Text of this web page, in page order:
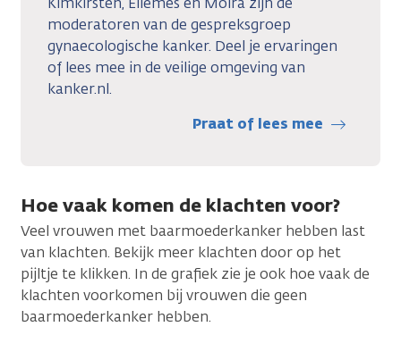
moderatoren van de gespreksgroep
gynaecologische kanker. Deel je ervaringen
of lees mee in de veilige omgeving van
kanker.nl.
Praat of lees mee
Hoe vaak komen de klachten voor?
Veel vrouwen met baarmoederkanker hebben last
van klachten. Bekijk meer klachten door op het
pijltje te klikken. In de grafiek zie je ook hoe vaak de
klachten voorkomen bij vrouwen die geen
baarmoederkanker hebben.